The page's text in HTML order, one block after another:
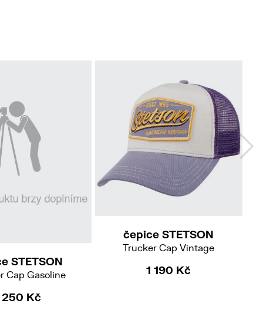
STETSON
Cap Gasoline
250 Kč
čepice STETSON
Trucker Cap Vintage
1 190 Kč